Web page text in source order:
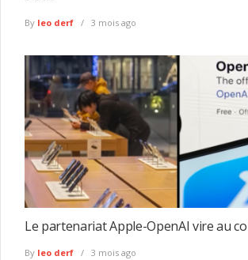
By leo derf 3 mois ago
Le partenariat Apple-OpenAI vire au
By leo derf 3 mois ago